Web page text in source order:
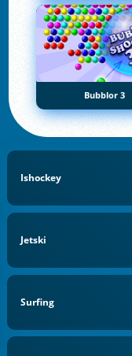
Bubblor 3
Ishockey
Jetski
Surfing